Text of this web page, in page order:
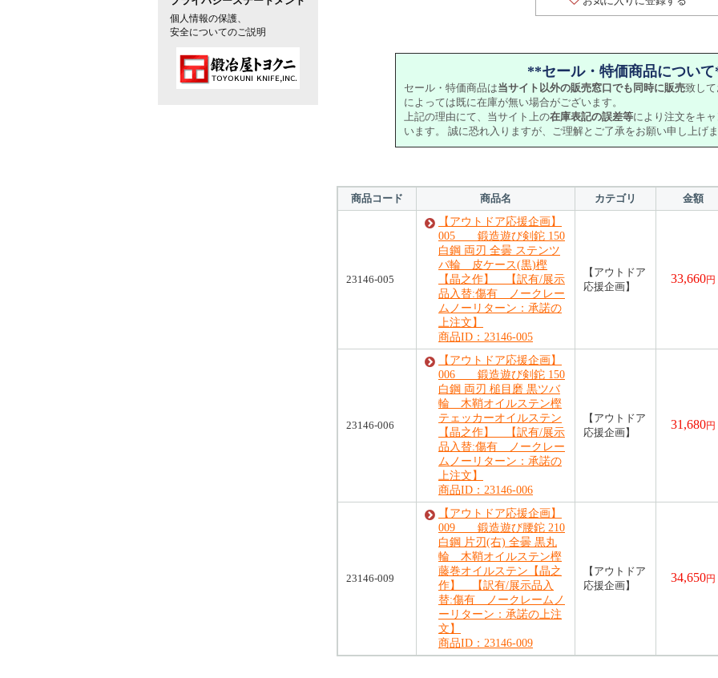
**セール・特価商品につい
セール・特価商品は当サイト以外の販売窓口でも同時に販売致し
によっては既に在庫が無い場合がございます。
上記の理由にて、当サイト上の在庫表記の誤差等により注文をキ
います。 誠に恐れ入りますが、ご理解とご了承をお願い申し上げ
商品コード 商品名 カテゴリ 金額
23146-005
【アウトドア応援企画】
005 鍛造遊び剣鉈 150
白鋼 両刃 全曇 ステンツ
バ輪 皮ケース(黒)樫
【晶之作】 【訳有/展示
品入替:傷有 ノークレー
ムノーリターン：承諾の
上注文】
商品ID：23146-005
【アウトドア
応援企画】
33,660円
23146-006
【アウトドア応援企画】
006 鍛造遊び剣鉈 150
白鋼 両刃 槌目磨 黒ツバ
輪 木鞘オイルステン樫
テェッカーオイルステン
【晶之作】 【訳有/展示
品入替:傷有 ノークレー
ムノーリターン：承諾の
上注文】
商品ID：23146-006
【アウトドア
応援企画】
31,680円
23146-009
【アウトドア応援企画】
009 鍛造遊び腰鉈 210
白鋼 片刃(右) 全曇 黒丸
輪 木鞘オイルステン樫
藤巻オイルステン【晶之
作】 【訳有/展示品入
替:傷有 ノークレームノ
ーリターン：承諾の上注
文】
商品ID：23146-009
【アウトドア
応援企画】
34,650円
個人情報の保護、
安全についてのご説明